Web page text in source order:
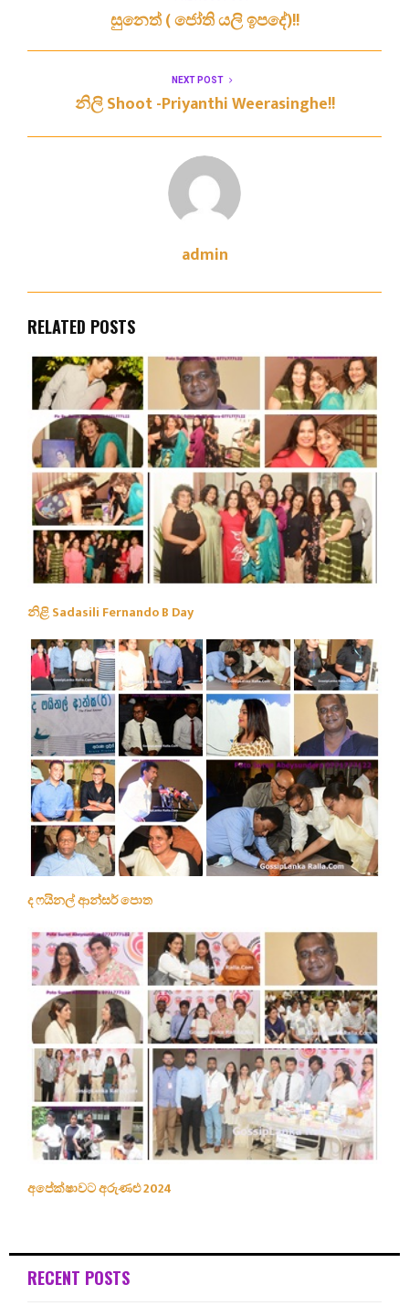
සුනෙත් ( ජෝති යලි ඉපදේ)!!
NEXT POST
නිලි Shoot -Priyanthi Weerasinghe!!
admin
RELATED POSTS
නිළි Sadasili Fernando B Day
ද ෆයිනල් ආන්සර් පොත
අපේක්ෂාවට අරුණළු 2024
RECENT POSTS